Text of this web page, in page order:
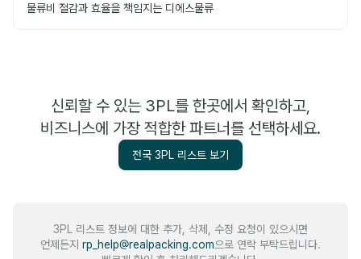
물류비 절감과 효율을 책임지는 디에스물류
신뢰할 수 있는 3PL를 한곳에서 확인하고,
비즈니스에 가장 적합한 파트너를 선택하세요.
전국 3PL 리스트 보기
3PL 리스트 정보에 대한 추가, 삭제, 수정 요청이 있으시면
언제든지 rp_help@realpacking.com으로 연락 부탁드립니다.